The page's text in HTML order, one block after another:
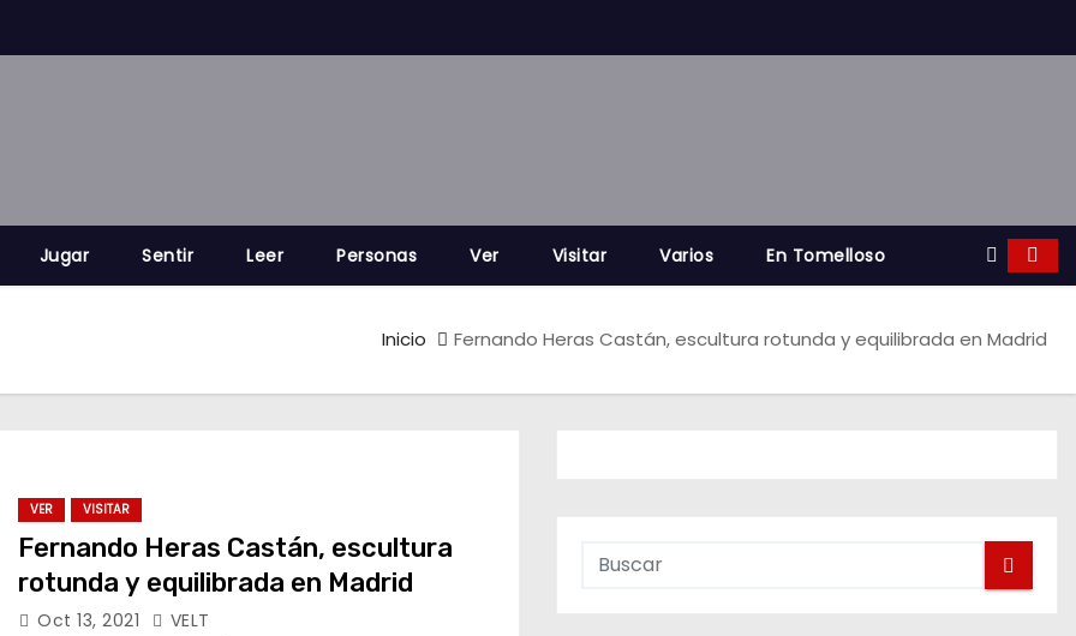
Jugar Sentir Leer Personas Ver Visitar Varios En Tomelloso
Inicio Fernando Heras Castán, escultura rotunda y equilibrada en Madrid
VER VISITAR
Fernando Heras Castán, escultura
rotunda y equilibrada en Madrid
Oct 13, 2021 VELT